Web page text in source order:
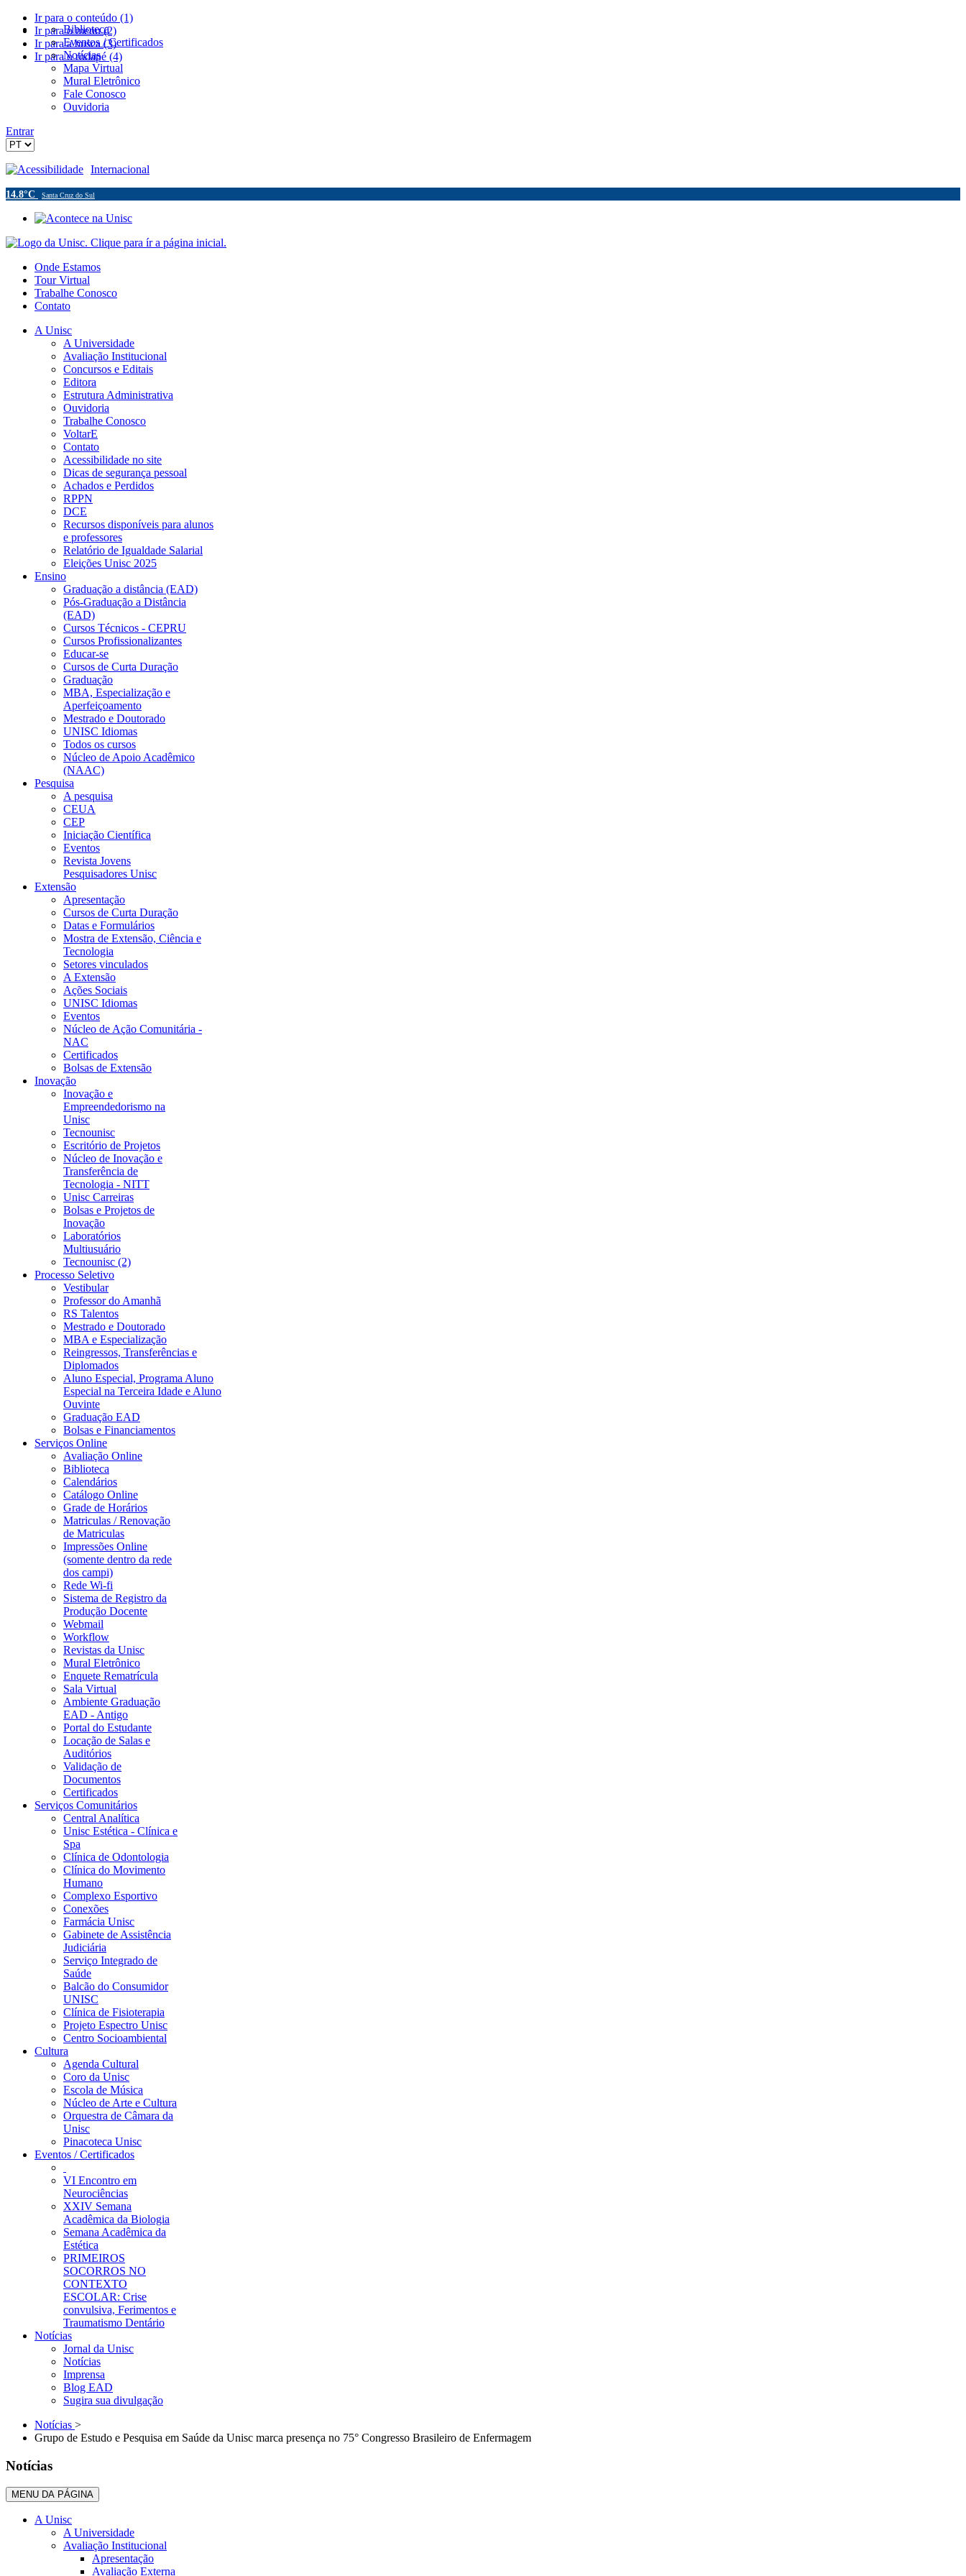
Ir para o conteúdo (1)
Ir para o menu (2)
Ir para a busca (3)
Ir para o rodapé (4)
Biblioteca
Eventos / Certificados
Notícias
Mapa Virtual
Mural Eletrônico
Fale Conosco
Ouvidoria
Entrar
Acessibilidade Internacional
14.8°C Santa Cruz do Sul
Onde Estamos
Tour Virtual
Trabalhe Conosco
Contato
A Unisc
A Universidade
Avaliação Institucional
Concursos e Editais
Editora
Estrutura Administrativa
Ouvidoria
Trabalhe Conosco
VoltarE
Contato
Acessibilidade no site
Dicas de segurança pessoal
Achados e Perdidos
RPPN
DCE
Recursos disponíveis para alunos
e professores
Relatório de Igualdade Salarial
Eleições Unisc 2025
Ensino
Graduação a distância (EAD)
Pós-Graduação a Distância
(EAD)
Cursos Técnicos - CEPRU
Cursos Profissionalizantes
Educar-se
Cursos de Curta Duração
Graduação
MBA, Especialização e
Aperfeiçoamento
Mestrado e Doutorado
UNISC Idiomas
Todos os cursos
Núcleo de Apoio Acadêmico
(NAAC)
Pesquisa
A pesquisa
CEUA
CEP
Iniciação Científica
Eventos
Revista Jovens
Pesquisadores Unisc
Extensão
Apresentação
Cursos de Curta Duração
Datas e Formulários
Mostra de Extensão, Ciência e
Tecnologia
Setores vinculados
A Extensão
Ações Sociais
UNISC Idiomas
Eventos
Núcleo de Ação Comunitária -
NAC
Certificados
Bolsas de Extensão
Inovação
Inovação e
Empreendedorismo na
Unisc
Tecnounisc
Escritório de Projetos
Núcleo de Inovação e
Transferência de
Tecnologia - NITT
Unisc Carreiras
Bolsas e Projetos de
Inovação
Laboratórios
Multiusuário
Tecnounisc (2)
Processo Seletivo
Vestibular
Professor do Amanhã
RS Talentos
Mestrado e Doutorado
MBA e Especialização
Reingressos, Transferências e
Diplomados
Aluno Especial, Programa Aluno
Especial na Terceira Idade e Aluno
Ouvinte
Graduação EAD
Bolsas e Financiamentos
Serviços Online
Avaliação Online
Biblioteca
Calendários
Catálogo Online
Grade de Horários
Matriculas / Renovação
de Matriculas
Impressões Online
(somente dentro da rede
dos campi)
Rede Wi-fi
Sistema de Registro da
Produção Docente
Webmail
Workflow
Revistas da Unisc
Mural Eletrônico
Enquete Rematrícula
Sala Virtual
Ambiente Graduação
EAD - Antigo
Portal do Estudante
Locação de Salas e
Auditórios
Validação de
Documentos
Certificados
Serviços Comunitários
Central Analítica
Unisc Estética - Clínica e
Spa
Clínica de Odontologia
Clínica do Movimento
Humano
Complexo Esportivo
Conexões
Farmácia Unisc
Gabinete de Assistência
Judiciária
Serviço Integrado de
Saúde
Balcão do Consumidor
UNISC
Clínica de Fisioterapia
Projeto Espectro Unisc
Centro Socioambiental
Cultura
Agenda Cultural
Coro da Unisc
Escola de Música
Núcleo de Arte e Cultura
Orquestra de Câmara da
Unisc
Pinacoteca Unisc
Eventos / Certificados
VI Encontro em
Neurociências
XXIV Semana
Acadêmica da Biologia
Semana Acadêmica da
Estética
PRIMEIROS
SOCORROS NO
CONTEXTO
ESCOLAR: Crise
convulsiva, Ferimentos e
Traumatismo Dentário
Notícias
Jornal da Unisc
Notícias
Imprensa
Blog EAD
Sugira sua divulgação
Notícias >
Grupo de Estudo e Pesquisa em Saúde da Unisc marca presença no 75° Congresso Brasileiro de Enfermagem
Notícias
MENU DA PÁGINA
A Unisc
A Universidade
Avaliação Institucional
Apresentação
Avaliação Externa